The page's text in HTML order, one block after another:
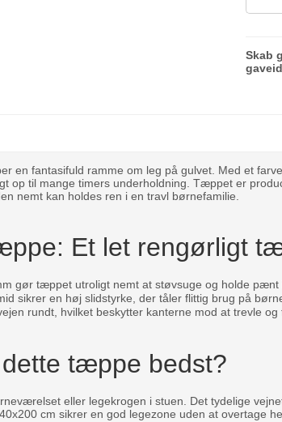
Skab
en fantasifuld ramme om leg på gulvet. Med et
op til mange timers underholdning. Tæppet er
nemt kan holdes ren i en travl børnefamilie.
Et let rengørligt
gør tæppet utroligt nemt at støvsuge og holde pænt
sikrer en høj slidstyrke, der tåler flittig brug på
rundt, hvilket beskytter kanterne mod at trevle og
tæppe bedst?
eller legekrogen i stuen. Det tydelige
cm sikrer en god legezone uden at overtage